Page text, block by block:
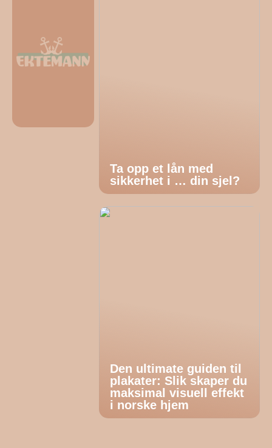
Ta opp et lån med
sikkerhet i … din sjel?
Den ultimate guiden til
plakater: Slik skaper du
maksimal visuell effekt
i norske hjem